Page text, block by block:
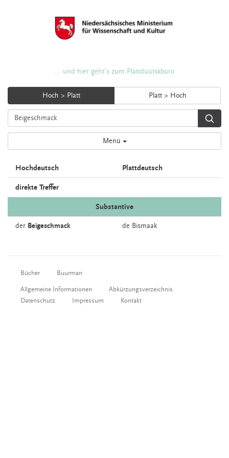
... und hier geht's zum Plattdüütskbüro
Hoch > Platt Platt > Hoch
Menü
Hochdeutsch Plattdeutsch
direkte Treffer
Substantive
der Beigeschmack de Bismaak
Bücher Buurman
Allgemeine Informationen
Abkürzungsverzeichnis
Datenschutz
Impressum Kontakt